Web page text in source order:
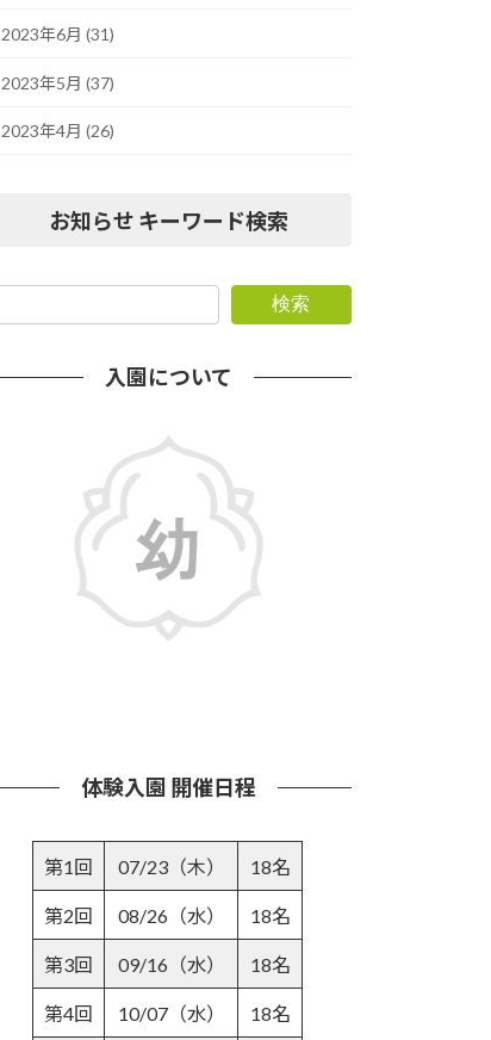
2023年6月 (31)
2023年5月 (37)
2023年4月 (26)
お知らせ キーワード検索
検索
入園について
体験入園 開催日程
第1回 07/23（木） 18名
第2回 08/26（水） 18名
第3回 09/16（水） 18名
第4回 10/07（水） 18名